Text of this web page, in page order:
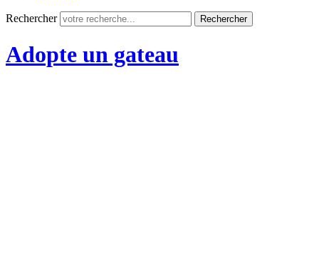
Rechercher
Adopte un gateau